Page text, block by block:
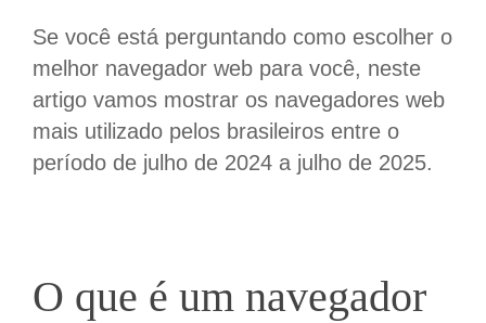
Se você está perguntando como escolher o
melhor navegador web para você, neste
artigo vamos mostrar os navegadores web
mais utilizadopelos brasileiros entre o
período de julho de 2024 a julho de 2025.
O que é um navegador